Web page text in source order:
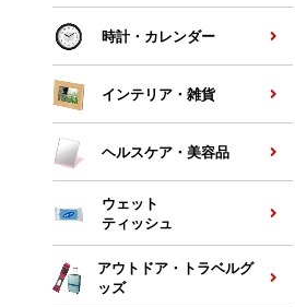
時計・カレンダー
インテリア・雑貨
ヘルスケア・美容品
ウェット
ティッシュ
アウトドア・トラベルグ
ッズ